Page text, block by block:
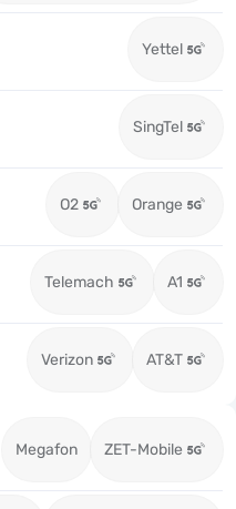
Yettel
SingTel
O2 Orange
Telemach A1
Verizon AT&T
Megafon ZET-Mobile